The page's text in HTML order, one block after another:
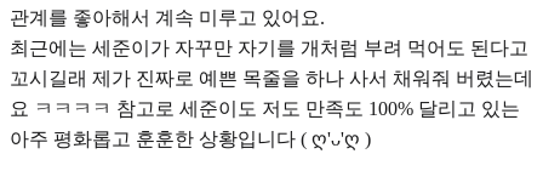
관계를 좋아해서 계속 미루고 있어요.
최근에는 세준이가 자꾸만 자기를 개처럼 부려 먹어도 된다고
꼬시길래 제가 진짜로 예쁜 목줄을 하나 사서 채워줘 버렸는데
요 ㅋㅋㅋㅋ 참고로 세준이도 저도 만족도 100% 달리고 있는
아주 평화롭고 훈훈한 상황입니다 ( ღ'ᴗ'ღ )